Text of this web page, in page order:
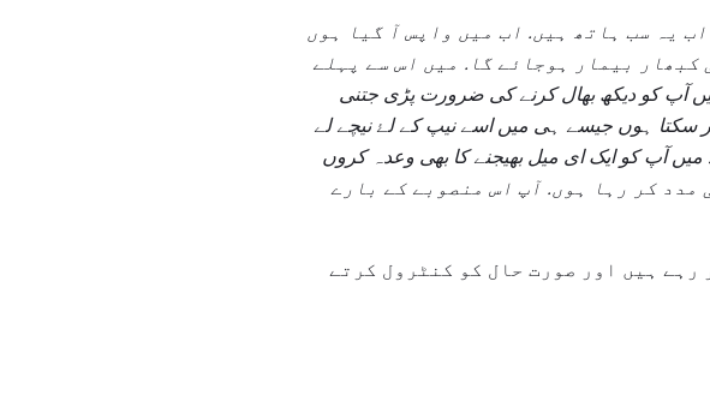
یہ سب ہاتھ ہیں. اب میں واپس آ گیا ہوں
بیمار ہوجائے گا. میں اس سے پہلے
آپ کو دیکھ بھال کرنے کی ضرورت پڑی جتنی
سکتا ہوں جیسے ہی میں اسے نیپ کے لۓ نیچے لے
آپ کو ایک ای میل بھیجنے کا بھی وعدہ کروں
مدد کر رہا ہوں. آپ اس منصوبے کے بارے
ہیں اور صورت حال کو کنٹرول کرتے